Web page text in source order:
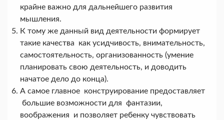
крайне важно для дальнейшего развития
мышления.
К тому же данный вид деятельности формирует
такие качества как усидчивость, внимательность,
самостоятельность, организованность (умение
планировать свою деятельность, и доводить
начатое дело до конца).
А самое главное конструирование предоставляет
большие возможности для фантазии,
воображения и позволяет ребенку чувствовать